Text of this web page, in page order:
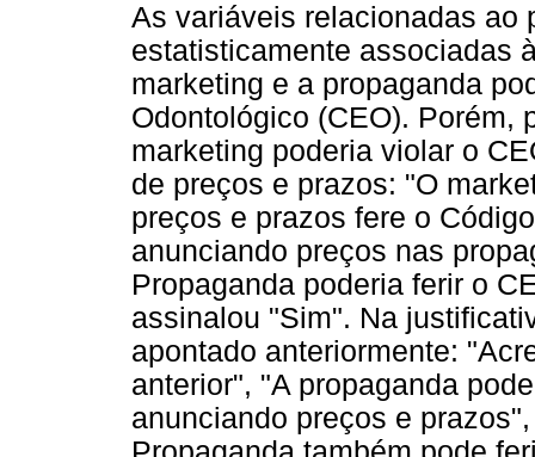
As variáveis relacionadas ao
estatisticamente associadas
marketing e a propaganda
Odontológico (CEO). Porém,
marketing poderia violar o
de preços e prazos: "O
preços e prazos fere o
anunciando preços nas
Propaganda poderia ferir o
assinalou "Sim". Na
apontado anteriormente:
anterior", "A propaganda
anunciando preços e